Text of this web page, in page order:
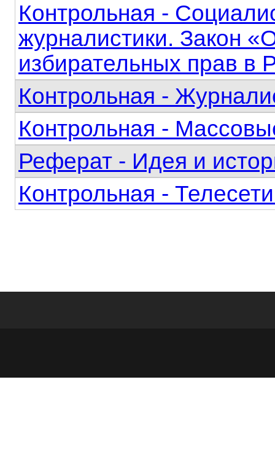
Контрольная -
журналистики. Закон
избирательных прав
Контрольная -
Контрольная -
Реферат - Идея и
Контрольная -